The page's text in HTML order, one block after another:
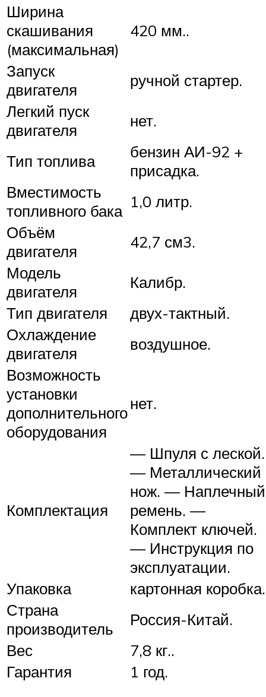
Ширина
скашивания
(максимальная)
420 мм..
Запуск
двигателя
ручной стартер.
Легкий пуск
двигателя
нет.
Тип топлива
бензин АИ-92 +
присадка.
Вместимость
топливного бака 1,0 литр.
Объём
двигателя
42,7 см3.
Модель
двигателя
Калибр.
Тип двигателя
двух-тактный.
Охлаждение
двигателя
воздушное.
Возможность
установки
дополнительного
оборудования
нет.
Комплектация
— Шпуля с леской.
— Металлический
нож. — Наплечный
ремень. —
Комплект ключей.
— Инструкция по
эксплуатации.
Упаковка
картонная коробка.
Страна
производитель
Россия-Китай.
Вес
7,8 кг..
Гарантия
1 год.